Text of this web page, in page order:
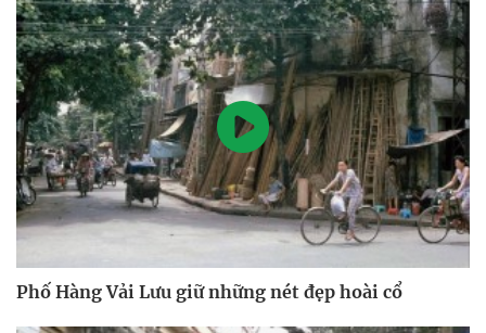
Phố Hàng Vải Lưu giữ những nét đẹp hoài cổ